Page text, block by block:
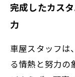
完成したカス
力
車屋スタッフは
る情熱と努力の